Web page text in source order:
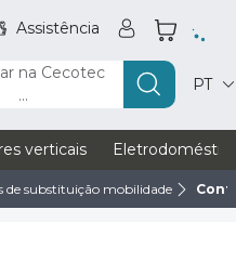
Assistência
na Cecotec
...
PT
verticais
de substituição mobilidade